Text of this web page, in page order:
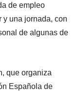
de empleo
y una jornada, con
de algunas de
que organiza
Española de